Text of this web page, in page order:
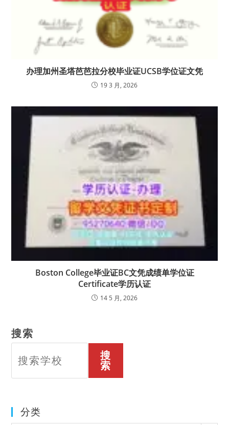
办理加州圣塔芭芭拉分校毕业证UCSB学位证文凭
19 3 月, 2026
Boston College毕业证BC文凭成绩单学位证
Certificate学历认证
14 5 月, 2026
搜索
搜
索
分类